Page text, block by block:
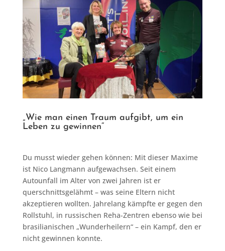
„Wie man einen Traum aufgibt, um ein
Leben zu gewinnen“
Du musst wieder gehen können: Mit dieser Maxime
ist Nico Langmann aufgewachsen. Seit einem
Autounfall im Alter von zwei Jahren ist er
querschnittsgelähmt – was seine Eltern nicht
akzeptieren wollten. Jahrelang kämpfte er gegen den
Rollstuhl, in russischen Reha-Zentren ebenso wie bei
brasilianischen „Wunderheilern“ – ein Kampf, den er
nicht gewinnen konnte.